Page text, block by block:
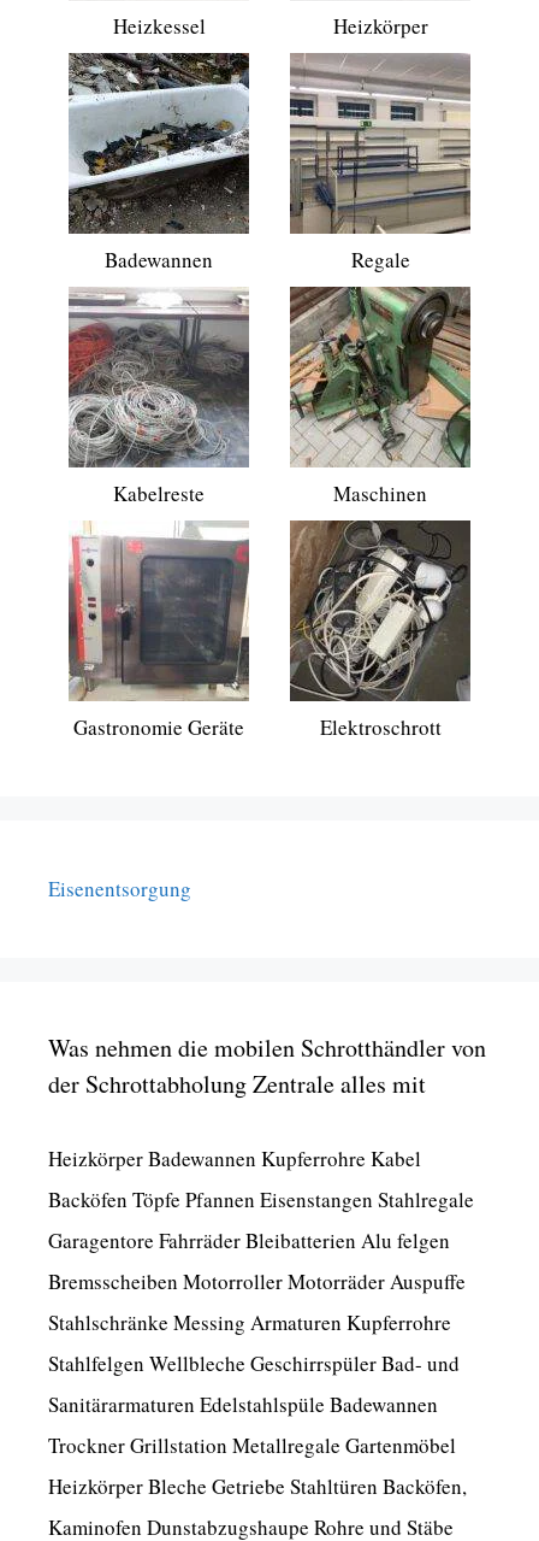
Heizkessel Heizkörper
Badewannen Regale
Kabelreste Maschinen
Gastronomie Geräte Elektroschrott
Eisenentsorgung
Was nehmen die mobilen Schrotthändler von
der Schrottabholung Zentrale alles mit
Heizkörper Badewannen Kupferrohre Kabel
Backöfen Töpfe Pfannen Eisenstangen Stahlregale
Garagentore Fahrräder Bleibatterien Alu felgen
Bremsscheiben Motorroller Motorräder Auspuffe
Stahlschränke Messing Armaturen Kupferrohre
Stahlfelgen Wellbleche Geschirrspüler Bad- und
Sanitärarmaturen Edelstahlspüle Badewannen
Trockner Grillstation Metallregale Gartenmöbel
Heizkörper Bleche Getriebe Stahltüren Backöfen,
Kaminofen Dunstabzugshaupe Rohre und Stäbe